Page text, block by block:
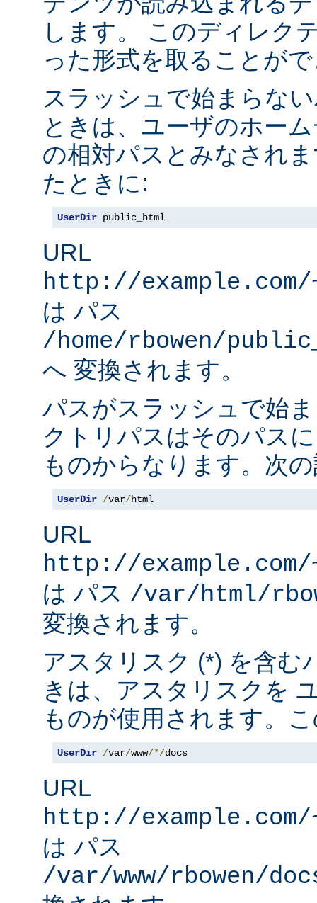
します。 このディレク
った形式を取ることが
スラッシュで始まらな
ときは、ユーザのホー
の相対パスとみなされ
たときに:
UserDir public_html
URL
http://
は パス
/home/rbowen/
へ 変換されます。
パスがスラッシュで始
クトリパスはそのパス
ものからなります。次
UserDir /var/html
URL
http://
は パス /var/html/
変換されます。
アスタリスク (*) を含む
きは、アスタリスクを
ものが使用されます。
UserDir /var/www/*/docs
URL
http://
は パス
/var/www/rbowen/